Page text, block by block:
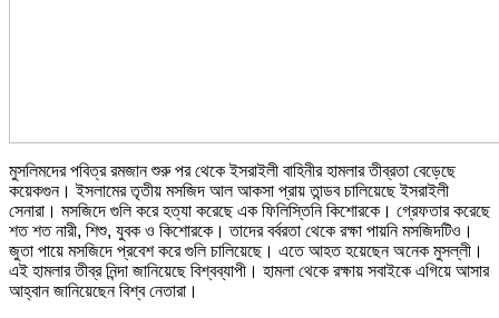
মুসলিমদের পবিত্র রমজান শুরু পর থেকে ইসরাইলী বাহিনীর হামলার তীব্রতা বেড়েছে
কয়েকগুন। ইসলামের তৃতীয় মসজিদ আল আকসা প্রায় তান্ডব চালিয়েছে ইসরাইলী
সেনারা। মসজিদে গুলি করে হত্যা করেছে এক ফিলিস্তিনি কিশোরকে। গ্রেফতার করেছে
শত শত নারী, শিশু, যুবক ও কিশোরকে। তাদের বর্বরতা থেকে রক্ষা পায়নি মসজিদটিও।
জুতা পায়ে মসজিদে প্রবেশ করে গুলি চালিয়েছে। এতে আহত হয়েছেন অনেক মুসল্লী।
এই হামলার তীব্র নিন্দা জানিয়েছে বিশ্বব্যাপী। হামলা থেকে রক্ষায় সবাইকে এগিয়ে আসার
আহ্বান জানিয়েছেন বিশ্ব নেতারা।